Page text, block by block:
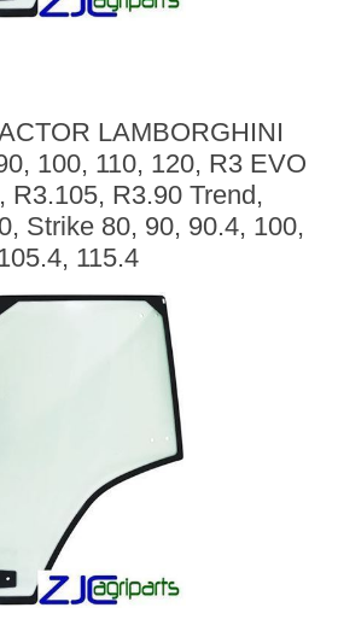
LAMBORGHINI
100, 110, 120, R3 EVO
R3.105, R3.90 Trend,
Strike 80, 90, 90.4, 100,
115.4